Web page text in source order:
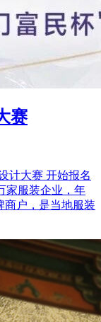
赛
计大赛 开始报名
服装企业，年
商户，是当地服装